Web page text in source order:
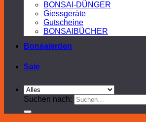
BONSAI-DÜNGER
Giessgeräte
Gutscheine
BONSAIBÜCHER
Bonsaierden
Sale
Suchen nach: